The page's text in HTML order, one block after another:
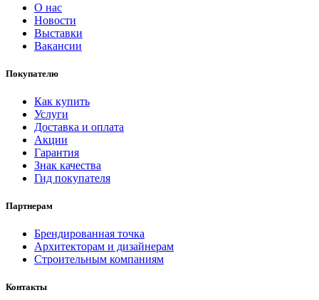
О нас
Новости
Выставки
Вакансии
Покупателю
Как купить
Услуги
Доставка и оплата
Акции
Гарантия
Знак качества
Гид покупателя
Партнерам
Брендированная точка
Архитекторам и дизайнерам
Строительным компаниям
Контакты